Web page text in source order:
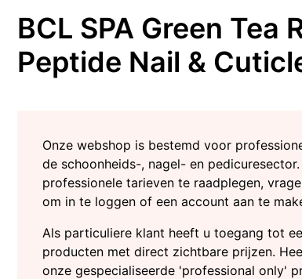
BCL SPA Green Tea
Peptide Nail &
Onze webshop is bestemd voor
de schoonheids-, nagel- en
professionele tarieven te raadplegen,
om in te loggen of een account aan te
Als particuliere klant heeft u toegang tot
producten met direct zichtbare prijzen.
onze gespecialiseerde 'professional only'